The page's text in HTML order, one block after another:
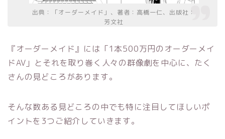
出典：「オーダーメイド」、著者：高橋一仁、出版社：
芳文社
『オーダーメイド』には「1本500万円のオーダーメイ
ドAV」とそれを取り巻く人々の群像劇を中心に、たく
さんの見どころがあります。
そんな数ある見どころの中でも特に注目してほしいポ
イントを3つご紹介していきます。